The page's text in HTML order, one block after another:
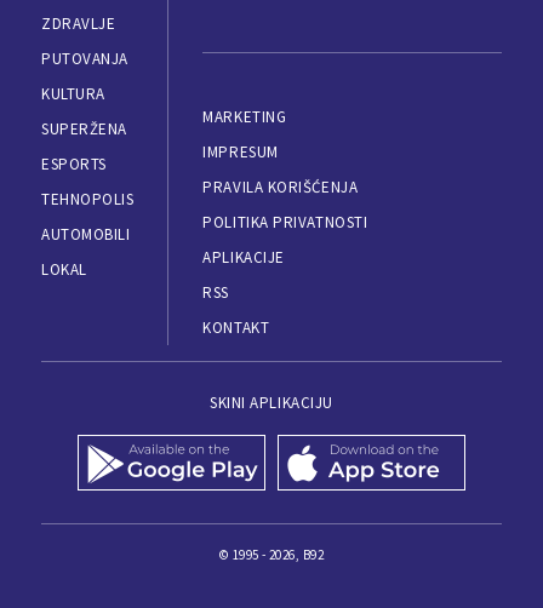
ZDRAVLJE
PUTOVANJA
KULTURA
SUPERŽENA
ESPORTS
TEHNOPOLIS
AUTOMOBILI
LOKAL
MARKETING
IMPRESUM
PRAVILA KORIŠĆENJA
POLITIKA PRIVATNOSTI
APLIKACIJE
RSS
KONTAKT
SKINI APLIKACIJU
© 1995 - 2026, B92